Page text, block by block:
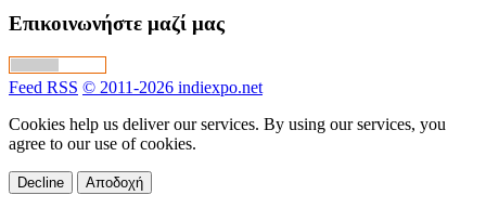
Επικοινωνήστε μαζί μας
Feed RSS © 2011-2026 indiexpo.net
Cookies help us deliver our services. By using our services, you
agree to our use of cookies.
Decline Αποδοχή